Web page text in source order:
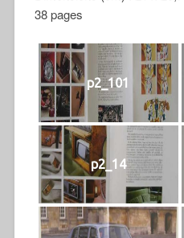
38 pages
p2_101
p2_14